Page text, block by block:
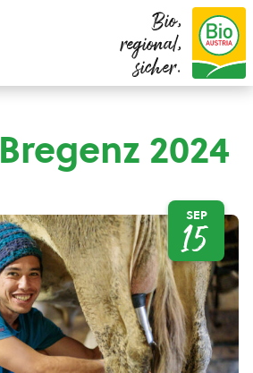
Bio,
regional,
sicher.
2024
SEP
15